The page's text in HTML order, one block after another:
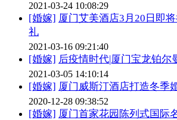
2021-03-24 10:08:29
[婚嫁] 厦门艾美酒店3月20日即
礼
2021-03-16 09:21:40
[婚嫁] 后疫情时代|厦门宝龙铂尔
2021-03-05 14:10:14
[婚嫁] 厦门威斯汀酒店打造冬季
2020-12-28 09:38:52
[婚嫁] 厦门首家花园陈列式国际